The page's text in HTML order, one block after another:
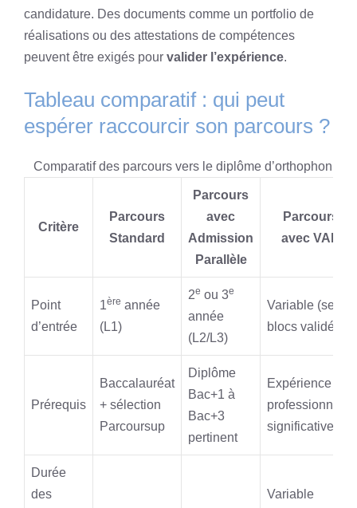
candidature. Des documents comme un portfolio de
réalisations ou des attestations de compétences
peuvent être exigés pour valider l’expérience.
Tableau comparatif : qui peut
espérer raccourcir son parcours ?
Comparatif des parcours vers le diplôme d’orthophoniste
Critère
Parcours
Standard
Parcours
avec
Admission
Parallèle
Parcours
avec VAE
Point
d’entrée
1ère année
(L1)
2e ou 3e
année
(L2/L3)
Variable (selon
blocs validés)
Prérequis
Baccalauréat
+ sélection
Parcoursup
Diplôme
Bac+1 à
Bac+3
pertinent
Expérience
professionnelle
significative
Durée
des
Variable